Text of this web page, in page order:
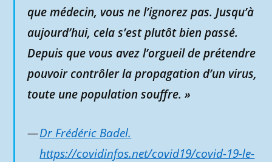
que médecin, vous ne l’ignorez pas. Jusqu’à
aujourd’hui, cela s’est plutôt bien passé.
Depuis que vous avez l’orgueil de prétendre
pouvoir contrôler la propagation d’un virus,
toute une population souffre. »
Dr Frédéric Badel.
https://covidinfos.net/covid19/covid-19-le-